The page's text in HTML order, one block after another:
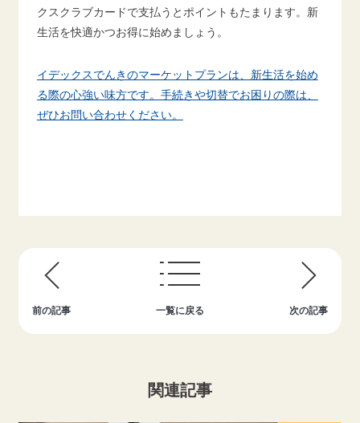
クスクラブカードで支払うとポイントもたまります。新
生活を快適かつお得に始めましょう。
イデックスでんきのマーケットプランは、新生活を始め
る際の心強い味方です。手続きや切替でお困りの際は、
ぜひお問い合わせください。
前の記事 一覧に戻る 次の記事
関連記事